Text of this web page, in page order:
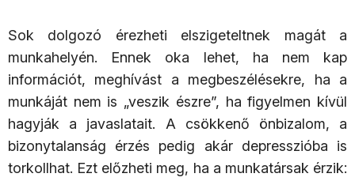
Sok dolgozó érezheti elszigeteltnek magát a
munkahelyén. Ennek oka lehet, ha nem kap
információt, meghívást a megbeszélésekre, ha a
munkáját nem is „veszik észre”, ha figyelmen kívül
hagyják a javaslatait. A csökkenő önbizalom, a
bizonytalanság érzés pedig akár depresszióba is
torkollhat. Ezt előzheti meg, ha a munkatársak érzik: